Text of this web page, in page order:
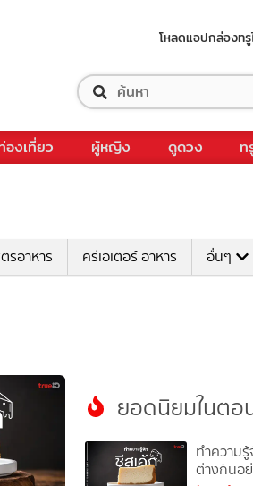
โหลดแอปกล่องท
องเที่ยว ผู้หญิง ดูดวง ท
รอาหาร ครีเอเตอร์ อาหาร อื่นๆ
ยอดนิยมในตอ
ทำความรู้
ต่างกันอย่